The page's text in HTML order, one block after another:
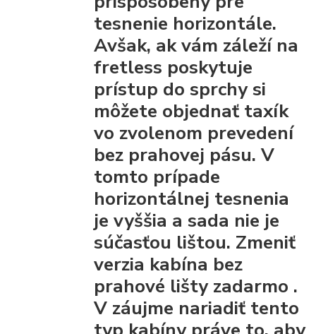
tesnenie horizontále.
Avšak, ak vám záleží na
fretless poskytuje
prístup do sprchysi
môžete objednať taxík
vo zvolenom prevedení
bez prahovej pásu.V
tomto prípade
horizontálnej tesnenia
je vyššia a sada nie je
súčasťou lištou. Zmeniť
verzia kabína bez
prahové lištyzadarmo .
V záujme nariadiť tento